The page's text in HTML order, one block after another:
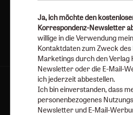
AGB und
Barrierefreiheit
Ja, ich möchte den
Korrespondenz-Newsletter
willige in die Verwendung
Kontaktdaten zum Zweck des
Marketings durch den Verlag
Newsletter oder die E-Mail-
ich jederzeit abbestellen.
Ich bin einverstanden, dass
personenbezogenes
Newsletter und E-Mail-